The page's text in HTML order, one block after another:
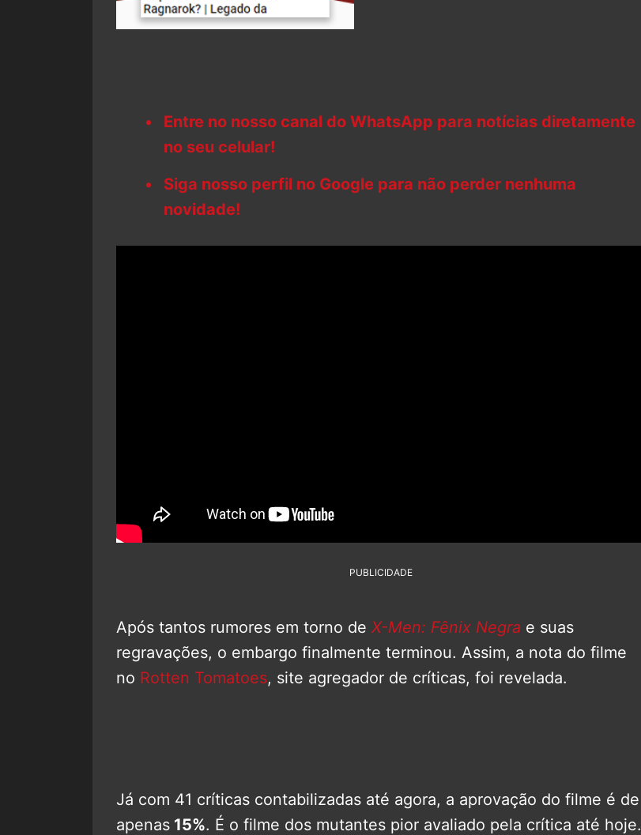
Entre no nosso canal do WhatsApp para notícias diretamente
no seu celular!
Siga nosso perfil no Google para não perder nenhuma
novidade!
PUBLICIDADE
Após tantos rumores em torno de X-Men: Fênix Negra e suas
regravações, o embargo finalmente terminou. Assim, a nota do filme
no Rotten Tomatoes, site agregador de críticas, foi revelada.
Já com 41 críticas contabilizadas até agora, a aprovação do filme é de
apenas 15%. É o filme dos mutantes pior avaliado pela crítica até hoje.